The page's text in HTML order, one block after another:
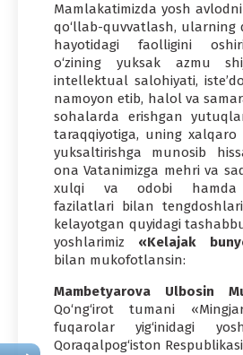
Mamlakatimizda yosh
qo‘llab-quvvatlash, ularning
hayotidagi faolligini
o‘zining yuksak azmu
intellektual salohiyati,
namoyon etib, halol va
sohalarda erishgan
taraqqiyotiga, uning xalqaro
yuksaltirishga munosib
ona Vatanimizga mehri va
xulqi va odobi hamda
fazilatlari bilan
kelayotgan quyidagi
yoshlarimiz «Kelajak
bilan mukofotlansin:
Mambetyarova Ulbosin
Qo‘ng‘irot tumani
fuqarolar yig‘inidagi
Qoraqalpog‘iston Respublikasi